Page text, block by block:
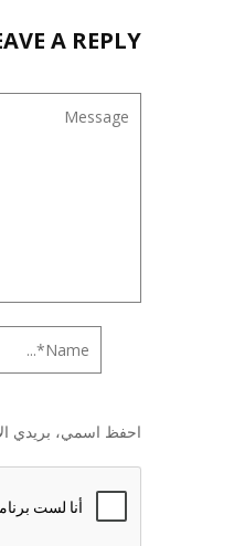
A REPLY
احفظ اسمي، بريدي